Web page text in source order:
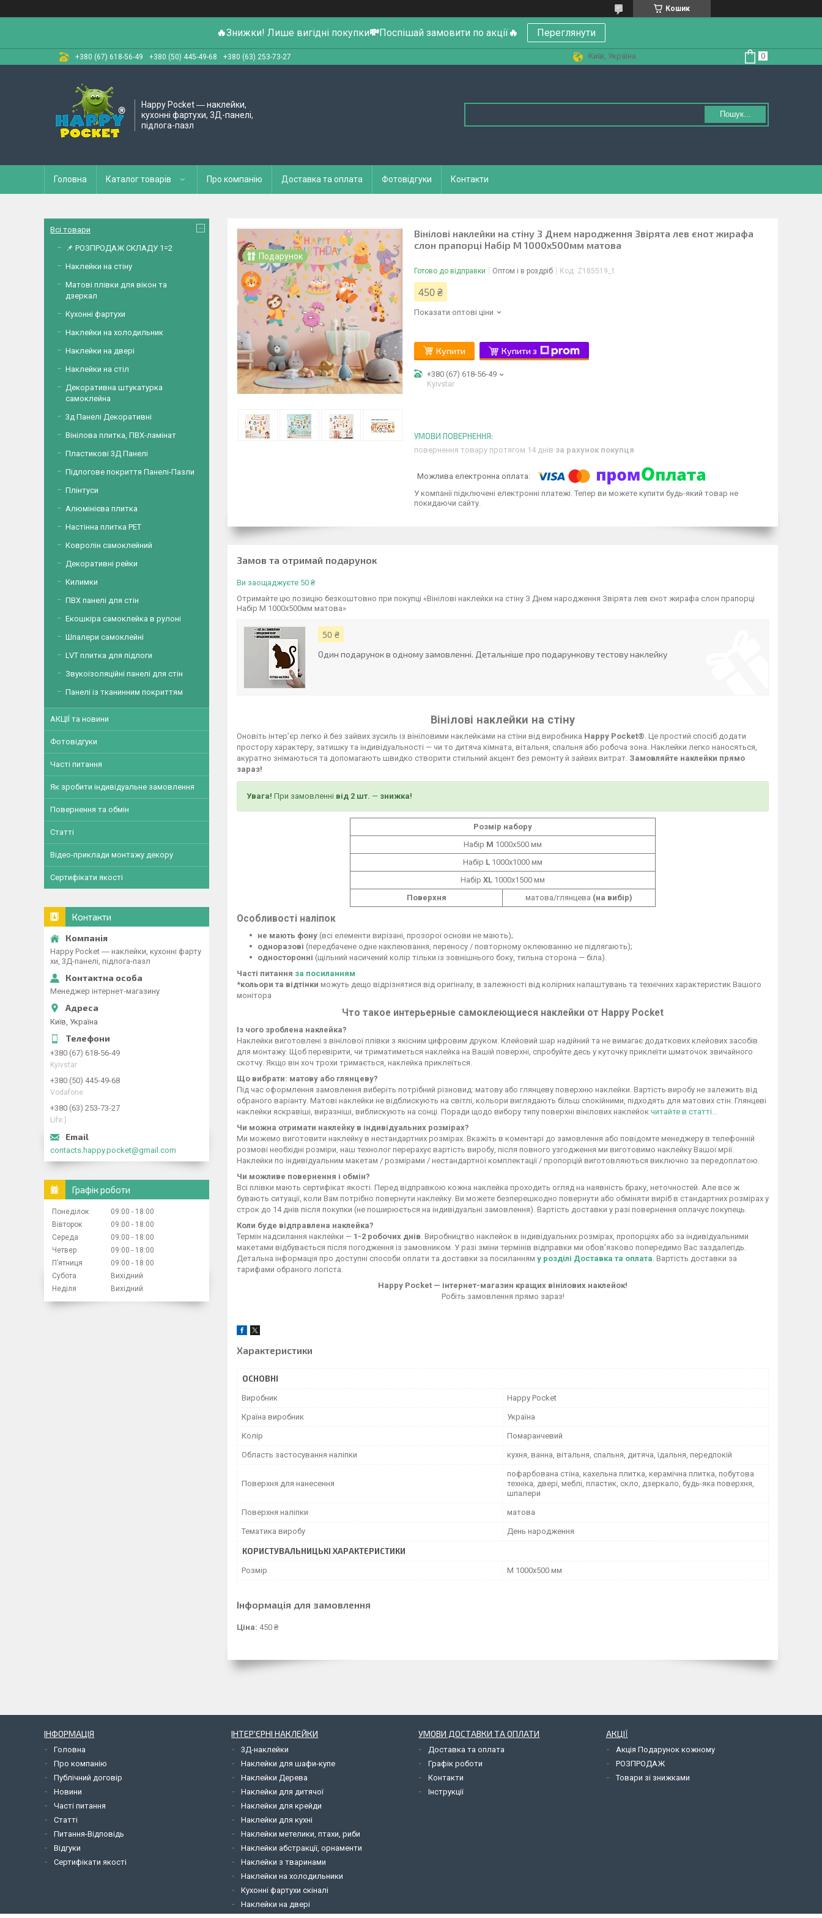
Кошик
🔥Знижки! Лише вигідні покупки💸Поспішай замовити по акції🔥 Переглянути
+380 (67) 618-56-49 +380 (50) 445-49-68 +380 (63) 253-73-27 Київ, Україна
Happy Pocket ― наклейки,
кухонні фартухи, 3Д-панелі,
підлога-пазл
Пошук...
Головна Каталог товарів Про компанію Доставка та оплата Фотовідгуки Контакти
Подарунок
Вінілові наклейки на стіну З Днем народження Звірята лев єнот жирафа
слон прапорці Набір М 1000х500мм матова
Готово до відправки Оптом і в роздріб Код: Z185519_1
450 ₴
Показати оптові ціни
Купити Купити з
+380 (67) 618-56-49
Kyivstar
повернення товару протягом 14 днів за рахунок покупця
У компанії підключені електронні платежі. Тепер ви можете купити будь-який товар не
покидаючи сайту.
Замов та отримай подарунок
Ви заощаджуєте 50 ₴
Отримайте цю позицію безкоштовно при покупці «Вінілові наклейки на стіну З Днем народження Звірята лев єнот жирафа слон прапорці
Набір М 1000х500мм матова»
50 ₴
Один подарунок в одному замовленні. Детальніше про подарункову тестову наклейку
Вінілові наклейки на стіну
Оновіть інтер’єр легко й без зайвих зусиль із вініловими наклейками на стіни від виробника Happy Pocket® . Це простий спосіб додати
простору характеру, затишку та індивідуальності — чи то дитяча кімната, вітальня, спальня або робоча зона. Наклейки легко наносяться,
акуратно знімаються та допомагають швидко створити стильний акцент без ремонту й зайвих витрат. Замовляйте наклейки прямо
зараз!
Увага! При замовленні від 2 шт. — знижка!
Розмір набору
Набір М 1000х500 мм
Набір L 1000х1000 мм
Набір XL 1000х1500 мм
Поверхня
матова/глянцева (на вибір)
Особливості наліпок
не мають фону (всі елементи вирізані, прозорої основи не мають);
одноразові (передбачене одне наклеювання, переносу / повторному оклеюванню не підлягають);
односторонні (щільний насичений колір тільки із зовнішнього боку, тильна сторона — біла).
Часті питання за посиланням
*кольори та відтінки можуть дещо відрізнятися від оригіналу, в залежності від колірних налаштувань та технічних характеристик Вашого
монітора
Что такое интерьерные самоклеющиеся наклейки от Happy Pocket
Із чого зроблена наклейка?
Наклейки виготовлені з вінілової плівки з якісним цифровим друком. Клейовий шар надійний та не вимагає додаткових клейових засобів
для монтажу. Щоб перевірити, чи триматиметься наклейка на Вашій поверхні, спробуйте десь у куточку приклеїти шматочок звичайного
скотчу. Якщо він хоч трохи тримається, наклейка приклеїться.
Що вибрати: матову або глянцеву?
Під час оформлення замовлення виберіть потрібний різновид: матову або глянцеву поверхню наклейки. Вартість виробу не залежить від
обраного варіанту. Матові наклейки не відблискують на світлі, кольори виглядають більш спокійними, підходять для матових стін. Глянцеві
наклейки яскравіші, виразніші, виблискують на сонці. Поради щодо вибору типу поверхні вінілових наклейок читайте в статті...
Чи можна отримати наклейку в індивідуальних розмірах?
Ми можемо виготовити наклейку в нестандартних розмірах. Вкажіть в коментарі до замовлення або повідомте менеджеру в телефонній
розмові необхідні розміри, наш технолог перерахує вартість виробу, після повного узгодження ми виготовимо наклейку Вашої мрії.
Наклейки по індивідуальним макетам / розмірами / нестандартної комплектації / пропорцій виготовляються виключно за передоплатою.
Чи можливе повернення і обмін?
Всі плівки мають сертифікат якості. Перед відправкою кожна наклейка проходить огляд на наявність браку, неточностей. Але все ж
бувають ситуації, коли Вам потрібно повернути наклейку. Ви можете безперешкодно повернути або обміняти виріб в стандартних розмірах у
строк до 14 днів після покупки (не поширюється на індивідуальні замовлення). Вартість доставки у разі повернення оплачує покупець.
Коли буде відправлена наклейка?
Термін надсилання наклейки — 1-2 робочих днів . Виробництво наклейок в індивідуальних розмірах, пропорціях або за індивідуальними
макетами відбувається після погодження із замовником. У разі зміни термінів відправки ми обов'язково попередимо Вас заздалегідь.
Детальна інформація про доступні способи оплати та доставки за посиланням у розділі Доставка та оплата . Вартість доставки за
тарифами обраного логіста.
Happy Pocket — інтернет-магазин кращих вінілових наклейок!
Робіть замовлення прямо зараз!
Характеристики
ОСНОВНІ
Виробник Happy Pocket
Країна виробник Україна
Колір Помаранчевий
Область застосування наліпки кухня, ванна, вітальня, спальня, дитяча, їдальня, передпокій
Поверхня для нанесення
пофарбована стіна, кахельна плитка, керамічна плитка, побутова
техніка, двері, меблі, пластик, скло, дзеркало, будь-яка поверхня,
шпалери
Поверхня наліпки матова
Тематика виробу День народження
КОРИСТУВАЛЬНИЦЬКІ ХАРАКТЕРИСТИКИ
Розмір М 1000х500 мм
Інформація для замовлення
Ціна: 450 ₴
Всі товари
📌 РОЗПРОДАЖ СКЛАДУ 1=2
Наклейки на стіну
Матові плівки для вікон та
дзеркал
Кухонні фартухи
Наклейки на холодильник
Наклейки на двері
Наклейки на стіл
Декоративна штукатурка
самоклейна
3д Панелі Декоративні
Вінілова плитка, ПВХ-ламінат
Пластикові 3Д Панелі
Підлогове покриття Панелі-Пазли
Плінтуси
Алюмінієва плитка
Настінна плитка PET
Ковролін самоклейний
Декоративні рейки
Килимки
ПВХ панелі для стін
Екошкіра самоклейка в рулоні
Шпалери самоклейні
LVT плитка для підлоги
Звукоізоляційні панелі для стін
Панелі із тканинним покриттям
АКЦІЇ та новини
Фотовідгуки
Часті питання
Як зробити індивідуальне замовлення
Повернення та обмін
Статті
Відео-приклади монтажу декору
Сертифікати якості
Контакти
Happy Pocket ― наклейки, кухонні фарту
хи, 3Д-панелі, підлога-пазл
Менеджер інтернет-магазину
Київ, Україна
+380 (67) 618-56-49
Kyivstar
+380 (50) 445-49-68
Vodafone
+380 (63) 253-73-27
Life:)
contacts.happy.pocket@gmail.com
Графік роботи
Понеділок 09:00
18:00
Вівторок
09:00
18:00
Середа
09:00
18:00
Четвер
09:00
18:00
Пʼятниця
09:00
18:00
Субота
Вихідний
Неділя
Вихідний
ІНФОРМАЦІЯ
Головна
Про компанію
Публічний договір
Новини
Часті питання
Статті
Питання-Відповідь
Відгуки
Сертифікати якості
ІНТЕР'ЄРНІ НАКЛЕЙКИ
3Д-наклейки
Наклейки для шафи-купе
Наклейки Дерева
Наклейки для дитячої
Наклейки для крейди
Наклейки для кухні
Наклейки метелики, птахи, риби
Наклейки абстракції, орнаменти
Наклейки з тваринами
Наклейки на холодильники
Кухонні фартухи скіналі
Наклейки на двері
УМОВИ ДОСТАВКИ ТА ОПЛАТИ
Доставка та оплата
Графік роботи
Контакти
Інструкції
АКЦІЇ
Акція Подарунок кожному
РОЗПРОДАЖ
Товари зі знижками